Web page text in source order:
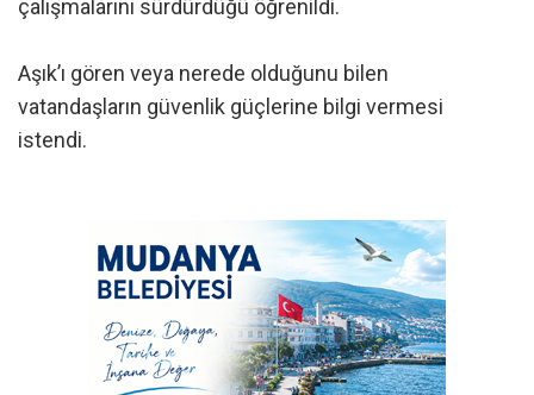
çalışmalarını sürdürdüğü öğrenildi.
Aşık’ı gören veya nerede olduğunu bilen
vatandaşların güvenlik güçlerine bilgi vermesi
istendi.